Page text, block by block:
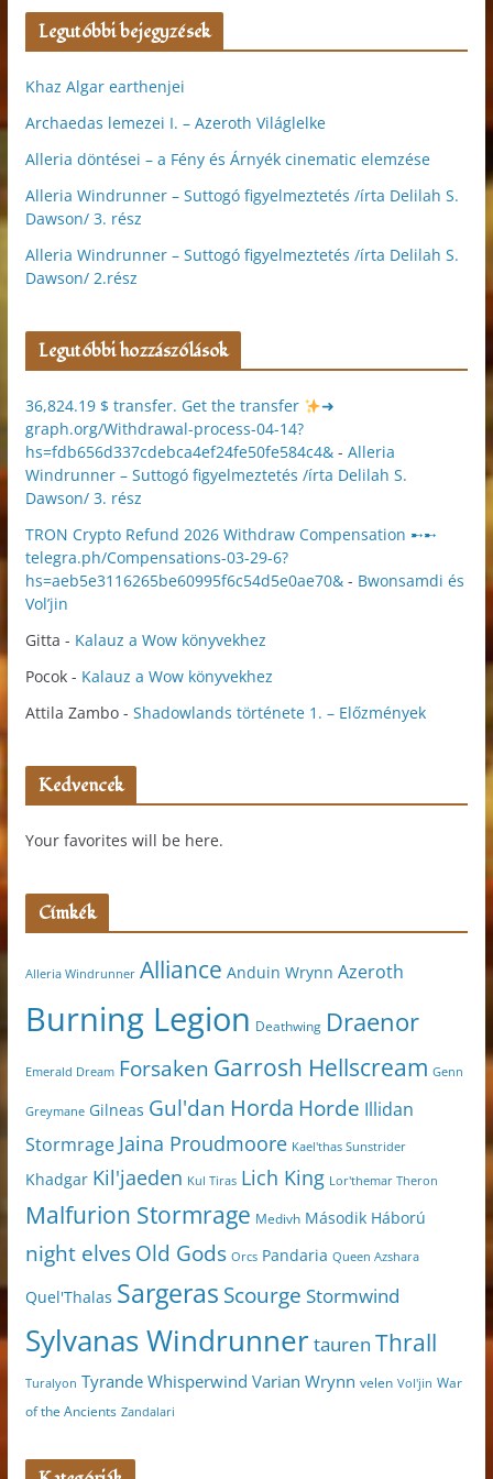
Legutóbbi bejegyzések
Khaz Algar earthenjei
Archaedas lemezei I. – Azeroth Világlelke
Alleria döntései – a Fény és Árnyék cinematic elemzése
Alleria Windrunner – Suttogó figyelmeztetés /írta Delilah S.
Dawson/ 3. rész
Alleria Windrunner – Suttogó figyelmeztetés /írta Delilah S.
Dawson/ 2.rész
Legutóbbi hozzászólások
36,824.19 $ transfer. Get the transfer
➜
graph.org/Withdrawal-process-04-14?
hs=fdb656d337cdebca4ef24fe50fe584c4&- Alleria
Windrunner – Suttogó figyelmeztetés /írta Delilah S.
Dawson/ 3. rész
TRON Crypto Refund 2026 Withdraw Compensation ➸➸
telegra.ph/Compensations-03-29-6?
hs=aeb5e3116265be60995f6c54d5e0ae70&- Bwonsamdi és
Vol’jin
Gitta - Kalauz a Wow könyvekhez
Pocok- Kalauz a Wow könyvekhez
Attila Zambo- Shadowlands története 1. – Előzmények
Kedvencek
Your favorites will be here.
Címkék
Alleria Windrunner Alliance Anduin Wrynn Azeroth
Burning Legion Deathwing Draenor
Emerald Dream Forsaken Garrosh Hellscream Genn
Greymane Gilneas Gul'dan Horda Horde Illidan
Stormrage Jaina Proudmoore Kael'thas Sunstrider
Khadgar Kil'jaeden Kul Tiras Lich King Lor'themar Theron
Malfurion Stormrage Medivh Második Háború
night elves Old Gods Orcs Pandaria Queen Azshara
Quel'Thalas Sargeras Scourge Stormwind
Sylvanas Windrunnertauren Thrall
Turalyon Tyrande Whisperwind Varian Wrynn velen Vol'jin War
of the Ancients Zandalari